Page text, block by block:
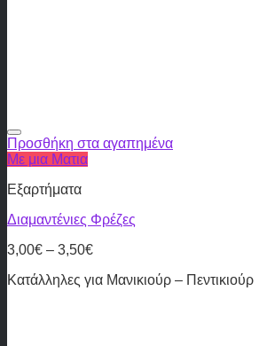
Προσθήκη στα αγαπημένα
Με μια Ματια
Εξαρτήματα
Διαμαντένιες Φρέζες
3,00€ – 3,50€
Κατάλληλες για Μανικιούρ – Πεντικιούρ